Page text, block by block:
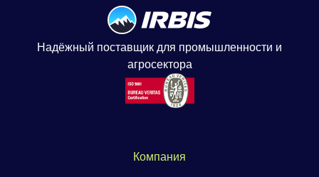
Надёжный поставщик для промышленности и
агросектора
Компания